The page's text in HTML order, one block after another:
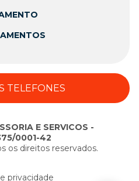
TELEFONES
E SERVICOS -
0001-42
os direitos reservados.
privacidade